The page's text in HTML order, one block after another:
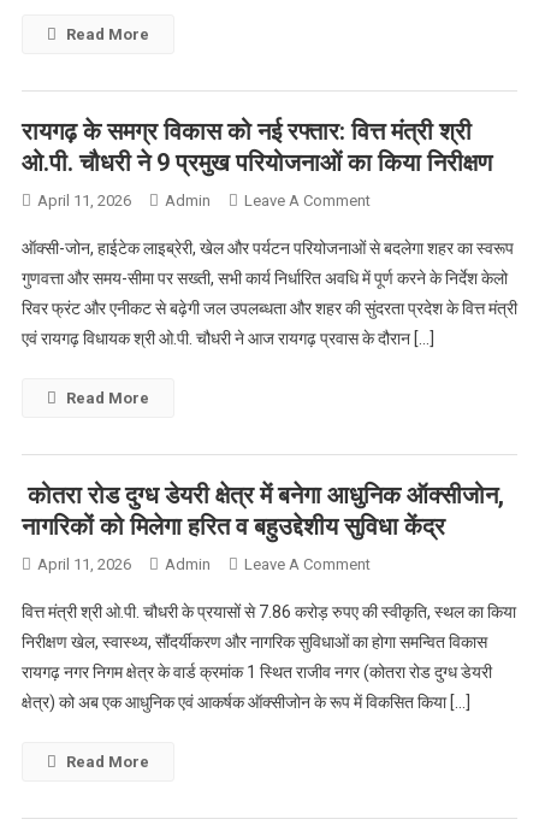
पर
जोर
Read More
रायगढ़ के समग्र विकास को नई रफ्तार: वित्त मंत्री श्री
ओ.पी. चौधरी ने 9 प्रमुख परियोजनाओं का किया निरीक्षण
April 11, 2026 Admin Leave A CommentOn
के
समग्र
विकास
को
ओ.पी.
चौधरी
ने
प्रमुख
परियोजनाओं
का
किया
ऑक्सी-जोन, हाईटेक लाइब्रेरी, खेल और पर्यटन परियोजनाओं से बदलेगा शहर का स्वरूप
गुणवत्ता और समय-सीमा पर सख्ती, सभी कार्य निर्धारित अवधि में पूर्ण करने के निर्देश केलो
रिवर फ्रंट और एनीकट से बढ़ेगी जल उपलब्धता और शहर की सुंदरता प्रदेश के वित्त मंत्री
एवं रायगढ़ विधायक श्री ओ.पी. चौधरी ने आज रायगढ़ प्रवास के दौरान […]
Read More
कोतरा रोड दुग्ध डेयरी क्षेत्र में बनेगा आधुनिक ऑक्सीजोन,
नागरिकों को मिलेगा हरित व बहुउद्देशीय सुविधा केंद्र
April 11, 2026 Admin Leave A CommentOn
रोड
दुग्ध
डेयरी
क्षेत्र
वित्त मंत्री श्री ओ.पी. चौधरी के प्रयासों से 7.86 करोड़ रुपए की स्वीकृति, स्थल का किया
निरीक्षण खेल, स्वास्थ्य, सौंदर्यीकरण और नागरिक सुविधाओं का होगा समन्वित विकास
रायगढ़ नगर निगम क्षेत्र के वार्ड क्रमांक 1 स्थित राजीव नगर (कोतरा रोड दुग्ध डेयरी
क्षेत्र) को अब एक आधुनिक एवं आकर्षक ऑक्सीजोन के रूप में विकसित किया […]
Read More